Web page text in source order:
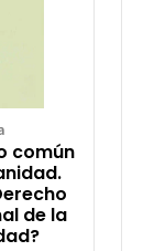
común
de la